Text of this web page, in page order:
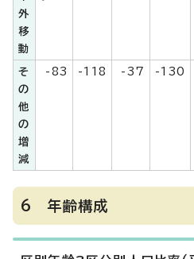
外
移
動
そ
の
他
の
増
減
-83 -118 -37 -130
6 年齢構成